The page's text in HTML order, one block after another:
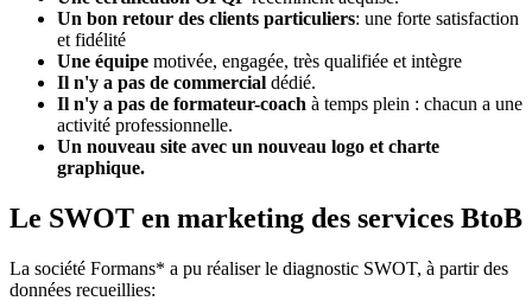
Un bon retour des clients particuliers: une forte satisfaction
et fidélité
Une équipe motivée, engagée, très qualifiée et intègre
Il n'y a pas de commercial dédié.
Il n'y a pas de formateur-coach à temps plein : chacun a une
activité professionnelle.
Un nouveau site avec un nouveau logo et charte
graphique.
Le SWOT en marketing des services BtoB
La société Formans* a pu réaliser le diagnostic SWOT, à partir des
données recueillies: